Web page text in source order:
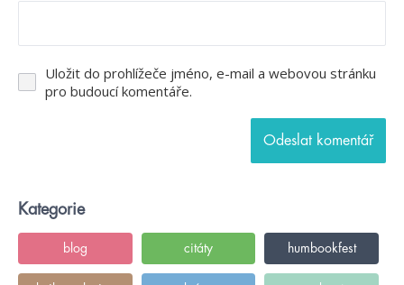
Uložit do prohlížeče jméno, e-mail a webovou stránku
pro budoucí komentáře.
Kategorie
blog citáty humbookfest